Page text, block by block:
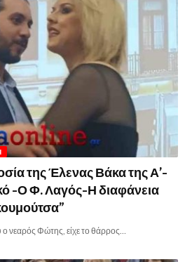
της Έλενας Βάκα της Α’-
-Ο Φ. Λαγός-Η διαφάνεια
ο νεαρός Φώτης, είχε το θάρρος…